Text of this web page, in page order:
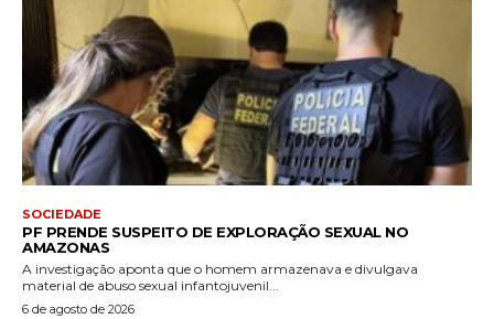
SOCIEDADE
PF PRENDE SUSPEITO DE EXPLORAÇÃO SEXUAL NO
AMAZONAS
A investigação aponta que o homem armazenava e divulgava
material de abuso sexual infantojuvenil...
6 de agosto de 2026